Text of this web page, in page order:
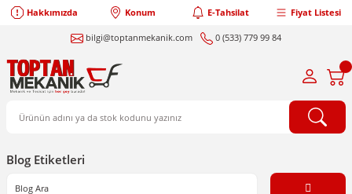
Hakkımızda Konum E-Tahsilat Fiyat Listesi
bilgi@toptanmekanik.com 0 (533) 779 99 84
Blog Etiketleri